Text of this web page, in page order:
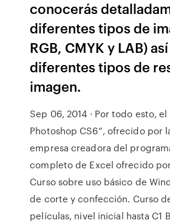
conocerás
diferentes tipos de
RGB, CMYK y LAB)
diferentes tipos de
imagen.
Sep 06, 2014 · Por todo esto,
Photoshop CS6”, ofrecido por
empresa creadora del
completo de Excel ofrecido
Curso sobre uso básico de
de corte y confección. Curso
películas, nivel inicial hasta C1